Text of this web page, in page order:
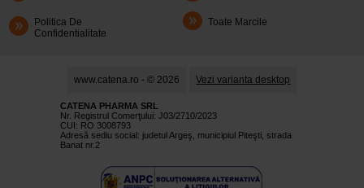
Politica De
Confidentialitate
Toate Marcile
www.catena.ro - © 2026 Vezi varianta desktop
CATENA PHARMA SRL
Nr. Registrul Comerţului: J03/2710/2023
CUI: RO 3008793
Adresă sediu social: judetul Argeş, municipiul Piteşti, strada
Banat nr.2